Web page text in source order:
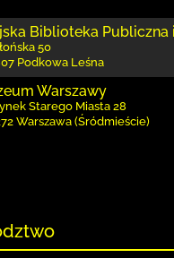
Biblioteka Publiczna
50
Podkowa Leśna
Warszawy
Starego Miasta 28
Warszawa (Śródmieście)